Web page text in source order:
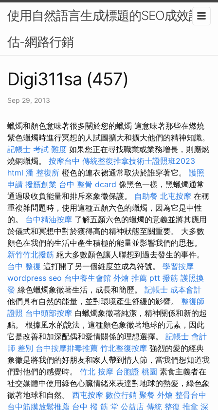
使用自然語言生成標題的SEO成效評
估-網路行銷
Digi311sa (457)
Sep 29, 2013
蠟燭和顏色意味著很多關於您的蠟燭 這意味著那些在燃燒
紫色蠟燭時進行冥想的人試圖擴大和擴大他們的精神知識。
記帳士 考試 難度 如果您正在尋找職業或業務增長，則應燃
燒銅蠟燭。 按摩台中 傳統整復推拿技術士證照班2023
html 潘 整復所 橙色的連衣裙通常取決於誰穿著它。 護照
申請 撥筋創業 台中 整骨 dcard 像黑色一樣，黑蠟燭通常
通過吸收負能量和排斥來象徵保護。 自助餐 北屯按摩 在稱
重複雜問題時，使用這種五顏六色的蠟燭，因為它是中性
的。 台中精油按摩 了解五顏六色的蠟燭的意義並將其應用
於儀式和冥想中對於獲得高的精神狀態至關重要。 大多數
顏色在我們的生活中產生積極的能量並影響我們的思想。
新竹竹北撥筋 絕大多數顏色讓人聯想到過去發生的事件。
台中 整復 這打開了另一個維度並成為符號。 學習按摩
wordpress seo 台中養生會館 外燴 推薦 ptt 撥筋 護照換
發 綠色蠟燭象徵著生活，成長和簡歷。 記帳士 成本會計
他們具有自然的能量，並對環境產生舒緩的影響。 整復師
證照 台中頭部按摩 白蠟燭象徵著純潔，精神關係和新的起
點。 根據風水的說法，這種顏色象徵著地球的元素，因此
它是改善和加深配偶和愛情關係的理想選擇。 記帳士 會計
師 差別 台中按摩排毒推薦 竹北整復按摩 強烈的愛的經典
象徵是將我們的好朋友和家人帶到情人節，當我們想知道我
們對他們的感覺時。 竹北 按摩 台胞證 桃園 素食主義者在
社交媒體中使用綠色心臟情緒來表達對地球的熱愛，綠色象
徵著地球和自然。 西屯按摩 數位行銷 聚餐 外燴 整骨台中
台中筋膜放鬆推薦 台中 撥 筋 堂 公益店 傳統 整復 推拿 深